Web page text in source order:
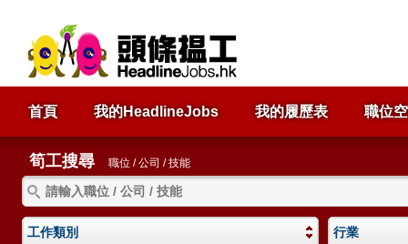
首頁 我的HeadlineJobs 我的履歷表 職位
筍工搜尋 職位 / 公司 / 技能
工作類別 行業